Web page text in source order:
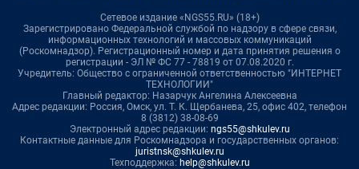
Сетевое издание «NGS55.RU» (18+)
Зарегистрировано Федеральной службой по надзору в сфере связи,
информационных технологий и массовых коммуникаций
(Роскомнадзор). Регистрационный номер и дата принятия решения о
регистрации - ЭЛ № ФС 77 - 78819 от 07.08.2020 г.
Учредитель: Общество с ограниченной ответственностью "ИНТЕРНЕТ
ТЕХНОЛОГИИ"
Главный редактор: Назарчук Ангелина Алексеевна
Адрес редакции: Россия, Омск, ул. Т. К. Щербанева, 25, офис 402, телефон
8 (3812) 38-08-69
Электронный адрес редакции: ngs55@shkulev.ru
Контактные данные для Роскомнадзора и государственных органов:
juristnsk@shkulev.ru
Техподдержка: help@shkulev.ru